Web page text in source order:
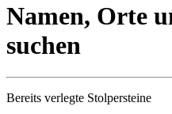
Namen, Orte
suchen
Bereits verlegte Stolpersteine